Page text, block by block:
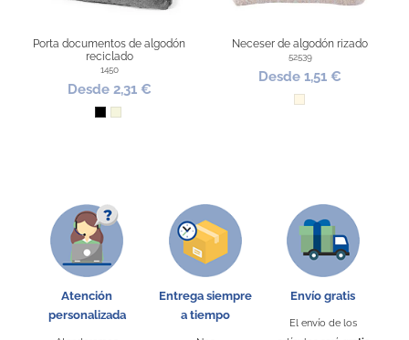
Porta documentos de algodón
reciclado
1450
Desde 2,31 €
NegroBeige
Neceser de algodón rizado
52539
Desde 1,51 €
Natural
Atención
personalizada
Entrega siempre
a tiempo
Envío gratis
El envío de los